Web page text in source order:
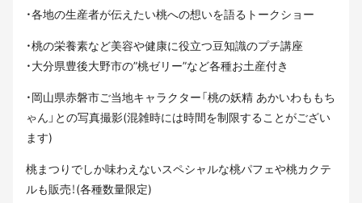
・各地の生産者が伝えたい桃への想いを語るトークショー
・桃の栄養素など美容や健康に役立つ豆知識のプチ講座
・大分県豊後大野市の”桃ゼリー”など各種お土産付き
・岡山県赤磐市ご当地キャラクター「桃の妖精 あかいわももち
ゃん」との写真撮影(混雑時には時間を制限することがござい
ます)
桃まつりでしか味わえないスペシャルな桃パフェや桃カクテ
ルも販売！(各種数量限定)